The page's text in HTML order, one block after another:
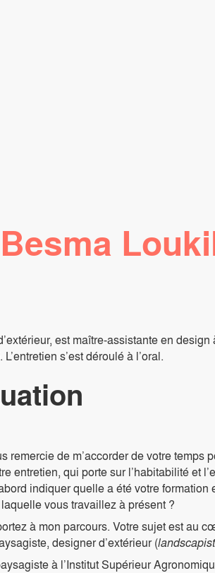
est maître-assistante en design
s’est déroulé à l’oral.
remercie de m’accorder de votre temps
entretien, qui porte sur l’habitabilité et
indiquer quelle a été votre formation
vous travaillez à présent ?
à mon parcours. Votre sujet est au
designer d’extérieur (landscapist
à l’Institut Supérieur